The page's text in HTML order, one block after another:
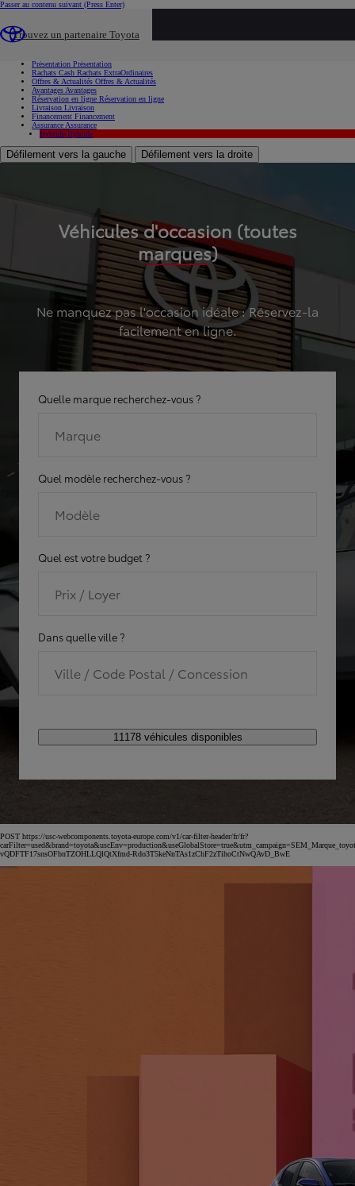
Passer au contenu suivant (Press Enter)
Trouvez un partenaire Toyota
Présentation Présentation
Rachats Cash Rachats ExtraOrdinaires
Offres & Actualités Offres & Actualités
Avantages Avantages
Réservation en ligne Réservation en ligne
Livraison Livraison
Financement Financement
Assurance Assurance
Hybride Hybride
Défilement vers la gauche Défilement vers la droite
Véhicules d'occasion (toutes
marques)
Ne manquez pas l'occasion idéale : Réservez-la
facilement en ligne.
Quelle marque recherchez-vous ?
Marque
Quel modèle recherchez-vous ?
Modèle
Quel est votre budget ?
Prix / Loyer
Dans quelle ville ?
Ville / Code Postal / Concession
11178 véhicules disponibles
POST https://usc-webcomponents.toyota-europe.com/v1/car-filter-header/fr/fr?
vQDFTF17snsOFbnTZOHLLQlQtXfmd-Rdo3T5keNnTAs1zChF2zTihoCtNwQAvD_BwE